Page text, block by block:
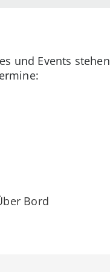
und Events stehen
Bord